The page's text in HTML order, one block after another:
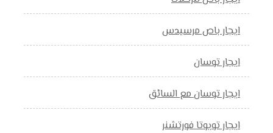
ايجار باص مرسيدس
ايجار توسان
ايجار توسان مع السائق
ايجار تويوتا فورتشنر